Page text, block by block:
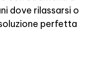
dove rilassarsi o
perfetta